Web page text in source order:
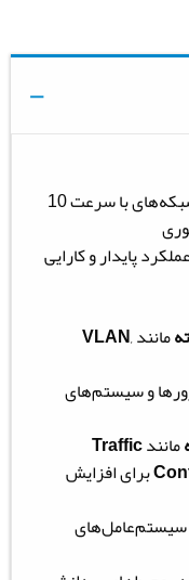
برای اتصال به شبکه‌های با سرعت 10
پایدار و کارایی
مانند VLAN,
و سیستم‌های
مانندTraffic
برای افزایش
سیستم‌عامل‌های